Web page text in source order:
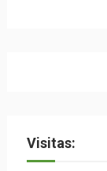
Visitas: